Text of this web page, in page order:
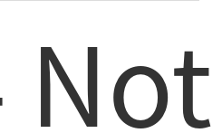
Not